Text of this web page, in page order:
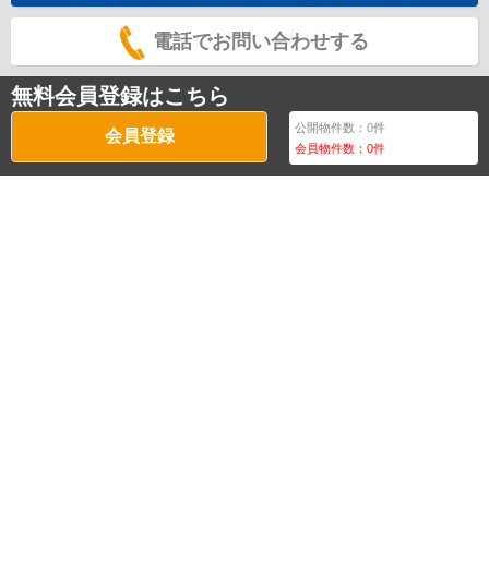
電話でお問い合わせする
無料会員登録はこちら
会員登録 公開物件数：0件
会員物件数：0件